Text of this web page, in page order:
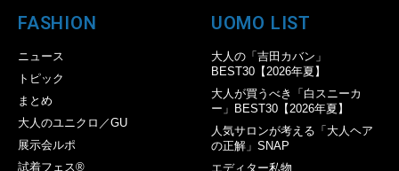
FASHION
ニュース
トピック
まとめ
大人のユニクロ／GU
展示会ルポ
試着フェス®︎
UOMO LIST
大人の「吉田カバン」
BEST30【2026年夏】
大人が買うべき「白スニーカ
ー」BEST30【2026年夏】
人気サロンが考える「大人ヘア
の正解」SNAP
エディター私物